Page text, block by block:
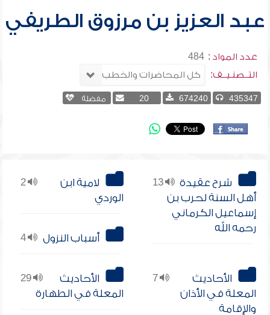
عبد العزيز بن مرزوق الطريفي
عدد المواد : 484
التــصنـيــف:
435347
674240
20 مفضلة
13
شرح عقيدة
أهل السنة لحرب بن
إسماعيل الكرماني
رحمه الله
2
لامية ابن
الوردي
4 أسباب النزول
7
الأحاديث
المعلة في الأذان
والإقامة
29
الأحاديث
المعلة في الطهارة